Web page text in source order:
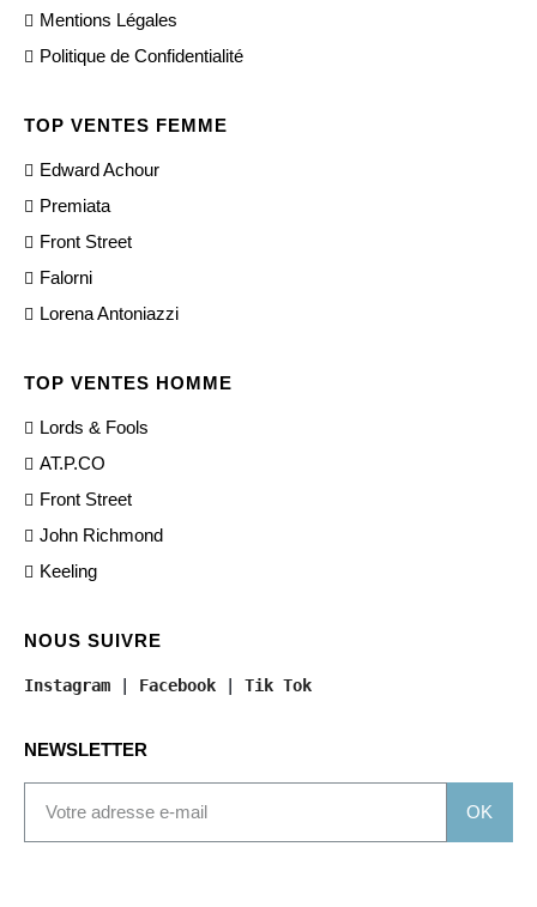
Mentions Légales
Politique de Confidentialité
TOP VENTES FEMME
Edward Achour
Premiata
Front Street
Falorni
Lorena Antoniazzi
TOP VENTES HOMME
Lords & Fools
AT.P.CO
Front Street
John Richmond
Keeling
NOUS SUIVRE
Instagram Facebook Tik Tok
NEWSLETTER
OK